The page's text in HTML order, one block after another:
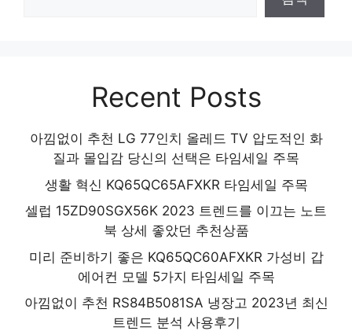
Recent Posts
아낌없이 추천 LG 77인치 올레드 TV 압도적인 화
질과 몰입감 당신의 선택은 타임세일 주목
생활 혁신 KQ65QC65AFXKR 타임세일 주목
셀럽 15ZD90SGX56K 2023 트렌드를 이끄는 노트
북 상세 좋았던 추천상품
미리 준비하기 좋은 KQ65QC60AFXKR 가성비 갑
에어컨 모델 5가지 타임세일 주목
아낌없이 추천 RS84B5081SA 냉장고 2023년 최신
트렌드 분석 사용후기